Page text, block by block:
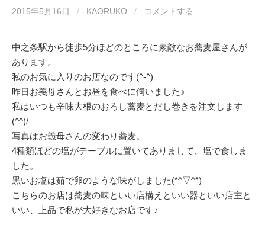
2015年5月16日 / KAORUKO / コメントする
中之条駅から徒歩5分ほどのところに素敵なお蕎麦屋さんが
あります。
私のお気に入りのお店なのです(^-^)
昨日お義母さんとお昼を食べに伺いました♪
私はいつも辛味大根のおろし蕎麦とだし巻きを注文します
(^^)/
写真はお義母さんの変わり蕎麦。
4種類ほどの塩がテーブルに置いてありまして、塩で食しま
した。
黒いお塩は茹で卵のような味がしました(*^▽^*)
こちらのお店は蕎麦の味といい店構えといい器といい店主と
いい、上品で私が大好きなお店です♪